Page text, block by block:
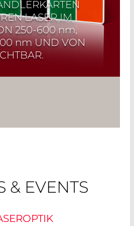
LASER IM
250-600 nm,
nmUND VON
& EVENTS